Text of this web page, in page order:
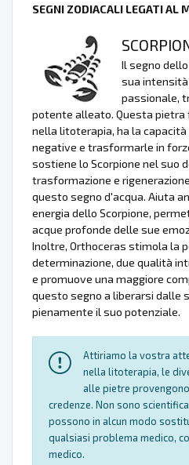
SEGNI ZODIACALI LEGATI AL
Il segno
sua
passionale,
potente alleato. Questa
nella litoterapia, ha la
negative e trasformarle in
sostiene lo Scorpione nel suo
trasformazione e
questo segno d'acqua. Aiuta
energia dello Scorpione,
acque profonde delle sue
Inoltre, Orthoceras stimola la
determinazione, due qualità
e promuove una maggiore
questo segno a liberarsi dalle
pienamente il suo potenziale.
Attiriamo la vostra
nella litoterapia, le
alle pietre
credenze. Non sono
possono in alcun modo
qualsiasi problema medico,
medico.